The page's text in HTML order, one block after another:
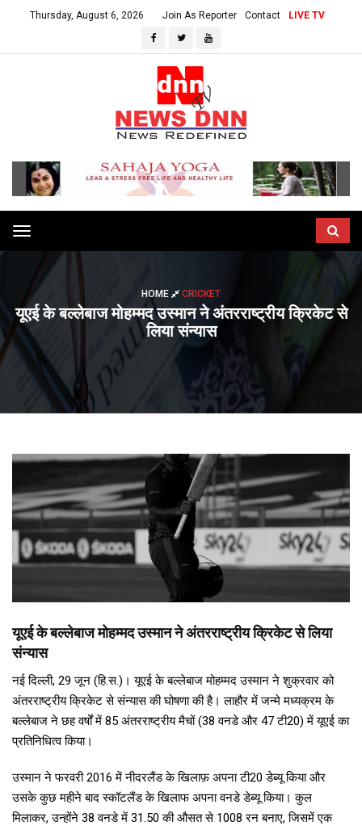
Thursday, August 6, 2026 Join As Reporter Contact LIVE TV
Toggle
navigation
HOME CRICKET
यूएई के बल्लेबाज मोहम्मद उस्मान ने अंतरराष्ट्रीय क्रिकेट से
लिया संन्यास
यूएई के बल्लेबाज मोहम्मद उस्मान ने अंतरराष्ट्रीय क्रिकेट से लिया
संन्यास
नई दिल्ली, 29 जून (हि.स.)। यूएई के बल्लेबाज मोहम्मद उस्मान ने शुक्रवार को
अंतरराष्ट्रीय क्रिकेट से संन्यास की घोषणा की है। लाहौर में जन्मे मध्यक्रम के
बल्लेबाज ने छह वर्षों में 85 अंतरराष्ट्रीय मैचों (38 वनडे और 47 टी20) में यूएई का
प्रतिनिधित्व किया।
उस्मान ने फरवरी 2016 में नीदरलैंड के खिलाफ़ अपना टी20 डेब्यू किया और
उसके कुछ महीने बाद स्कॉटलैंड के खिलाफ अपना वनडे डेब्यू किया। कुल
मिलाकर, उन्होंने 38 वनडे में 31.50 की औसत से 1008 रन बनाए, जिसमें एक